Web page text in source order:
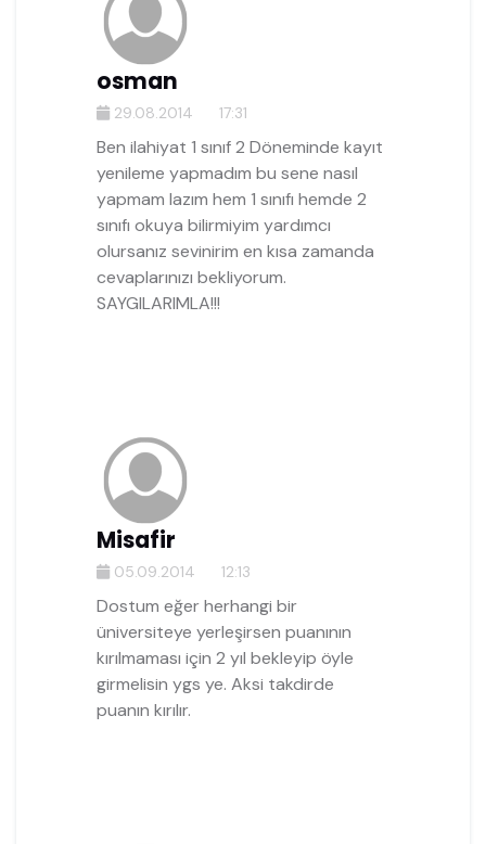
osman
29.08.2014 17:31
Ben ilahiyat 1 sınıf 2 Döneminde kayıt
yenileme yapmadım bu sene nasıl
yapmam lazım hem 1 sınıfı hemde 2
sınıfı okuya bilirmiyim yardımcı
olursanız sevinirim en kısa zamanda
cevaplarınızı bekliyorum.
SAYGILARIMLA!!!
Misafir
05.09.2014 12:13
Dostum eğer herhangi bir
üniversiteye yerleşirsen puanının
kırılmaması için 2 yıl bekleyip öyle
girmelisin ygs ye. Aksi takdirde
puanın kırılır.